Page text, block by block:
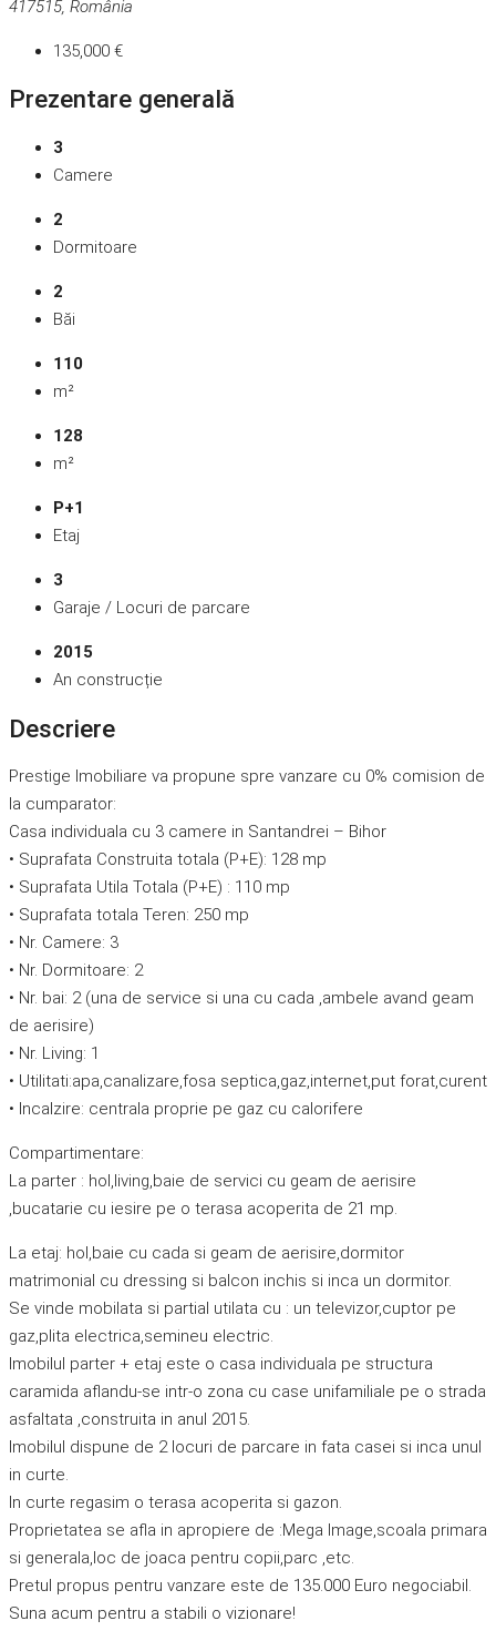
417515, România
135,000 €
Prezentare generală
3
Camere
2
Dormitoare
2
Băi
110
m²
128
m²
P+1
Etaj
3
Garaje / Locuri de parcare
2015
An construcție
Descriere
Prestige Imobiliare va propune spre vanzare cu 0% comision de
la cumparator:
Casa individuala cu 3 camere in Santandrei – Bihor
• Suprafata Construita totala (P+E): 128 mp
• Suprafata Utila Totala (P+E) : 110 mp
• Suprafata totala Teren: 250 mp
• Nr. Camere: 3
• Nr. Dormitoare: 2
• Nr. bai: 2 (una de service si una cu cada ,ambele avand geam
de aerisire)
• Nr. Living: 1
• Utilitati:apa,canalizare,fosa septica,gaz,internet,put forat,curent
• Incalzire: centrala proprie pe gaz cu calorifere
Compartimentare:
La parter : hol,living,baie de servici cu geam de aerisire
,bucatarie cu iesire pe o terasa acoperita de 21 mp.
La etaj: hol,baie cu cada si geam de aerisire,dormitor
matrimonial cu dressing si balcon inchis si inca un dormitor.
Se vinde mobilata si partial utilata cu : un televizor,cuptor pe
gaz,plita electrica,semineu electric.
Imobilul parter + etaj este o casa individuala pe structura
caramida aflandu-se intr-o zona cu case unifamiliale pe o strada
asfaltata ,construita in anul 2015.
Imobilul dispune de 2 locuri de parcare in fata casei si inca unul
in curte.
In curte regasim o terasa acoperita si gazon.
Proprietatea se afla in apropiere de :Mega Image,scoala primara
si generala,loc de joaca pentru copii,parc ,etc.
Pretul propus pentru vanzare este de 135.000 Euro negociabil.
Suna acum pentru a stabili o vizionare!